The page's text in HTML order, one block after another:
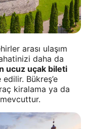
arası ulaşım
daha da
ucuz uçak bileti
Bükreş’e
kiralama ya da